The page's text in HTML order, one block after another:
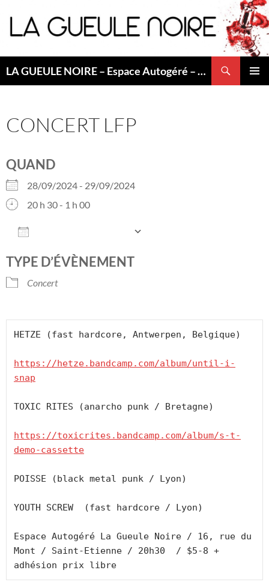
au
contenu
LA GUEULE NOIRE – Espace Autogéré – Saint Etienne
CONCERT LFP
QUAND
28/09/2024 - 29/09/2024
20 h 30 - 1 h 00
TYPE D’ÉVÈNEMENT
Concert
HETZE (fast hardcore, Antwerpen, Belgique)
https://hetze.bandcamp.com/album/until-i-
snap
TOXIC RITES (anarcho punk / Bretagne)
https://toxicrites.bandcamp.com/album/s-t-
demo-cassette
POISSE (black metal punk / Lyon)
YOUTH SCREW  (fast hardcore / Lyon)
Espace Autogéré La Gueule Noire / 16, rue du
Mont / Saint-Etienne / 20h30  / $5-8 +
adhésion prix libre